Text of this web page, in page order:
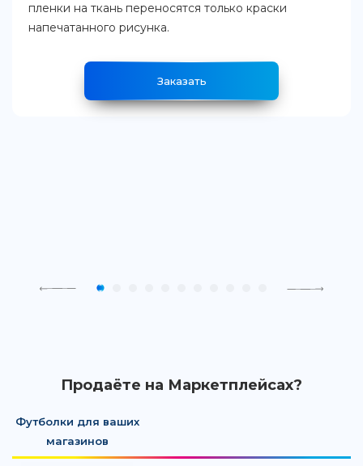
пленки на ткань переносятся только краски
напечатанного рисунка.
Заказать
Продаёте на Маркетплейсах?
Футболки для ваших
магазинов